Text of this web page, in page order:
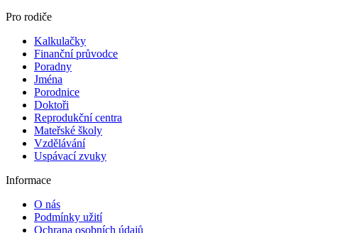
Pro rodiče
Kalkulačky
Finanční průvodce
Poradny
Jména
Porodnice
Doktoři
Reprodukční centra
Mateřské školy
Vzdělávání
Uspávací zvuky
Informace
O nás
Podmínky užití
Ochrana osobních údajů